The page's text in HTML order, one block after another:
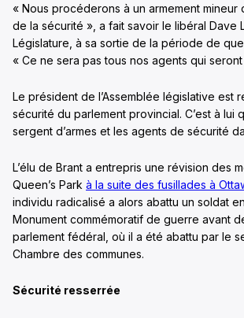
« Nous procéderons à un armement mineur
de la sécurité », a fait savoir le libéral Dave
Législature, à sa sortie de la période de
« Ce ne sera pas tous nos agents qui seront
Le président de l’Assemblée législative est
sécurité du parlement provincial. C’est à lui
sergent d’armes et les agents de sécurité
L’élu de Brant a entrepris une révision des
Queen’s Park à la suite des fusillades à
individu radicalisé a alors abattu un soldat
Monument commémoratif de guerre avant
parlement fédéral, où il a été abattu par le
Chambre des communes.
Sécurité resserrée